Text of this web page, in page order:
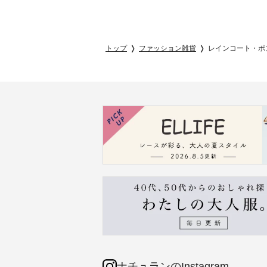
トップ ファッション雑貨 レインコート・ポ